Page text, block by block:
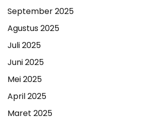
September 2025
Agustus 2025
Juli 2025
Juni 2025
Mei 2025
April 2025
Maret 2025